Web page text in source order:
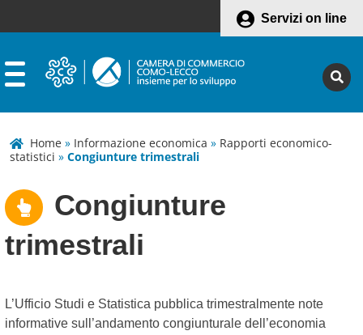
Servizi on line
Home » Informazione economica » Rapporti economico-
statistici » Congiunture trimestrali
Congiunture
trimestrali
L’Ufficio Studi e Statistica pubblica trimestralmente note
informative sull’andamento congiunturale dell’economia